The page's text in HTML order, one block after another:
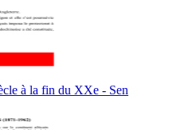
à la fin du XXe - Sen